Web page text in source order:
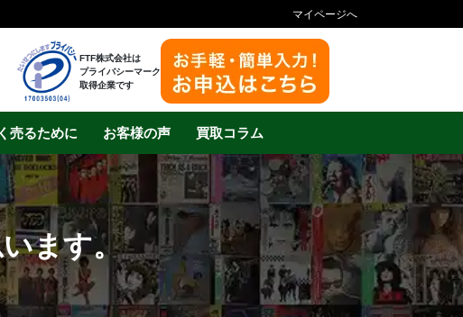
マイページへ
FTF株式会社は
プライバシーマーク
取得企業です
売るために お客様の声 買取コラム
ます。